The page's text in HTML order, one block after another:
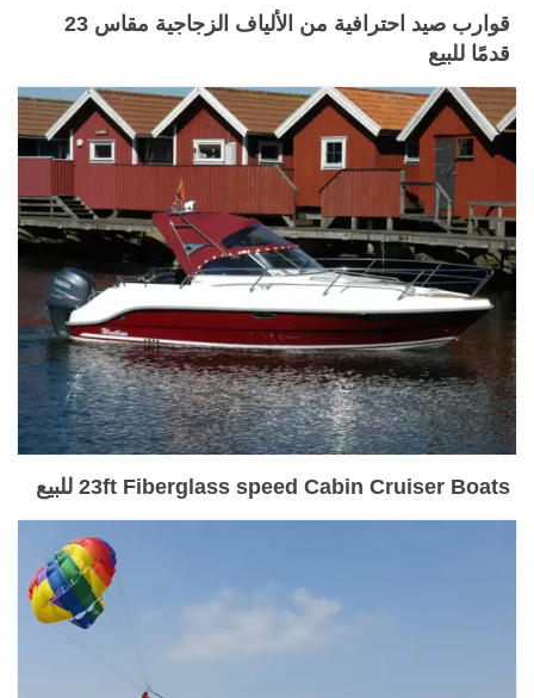
قوارب صيد احترافية من الألياف الزجاجية مقاس 23
قدمًا للبيع
23ft Fiberglass speed Cabin Cruiser Boats للبيع